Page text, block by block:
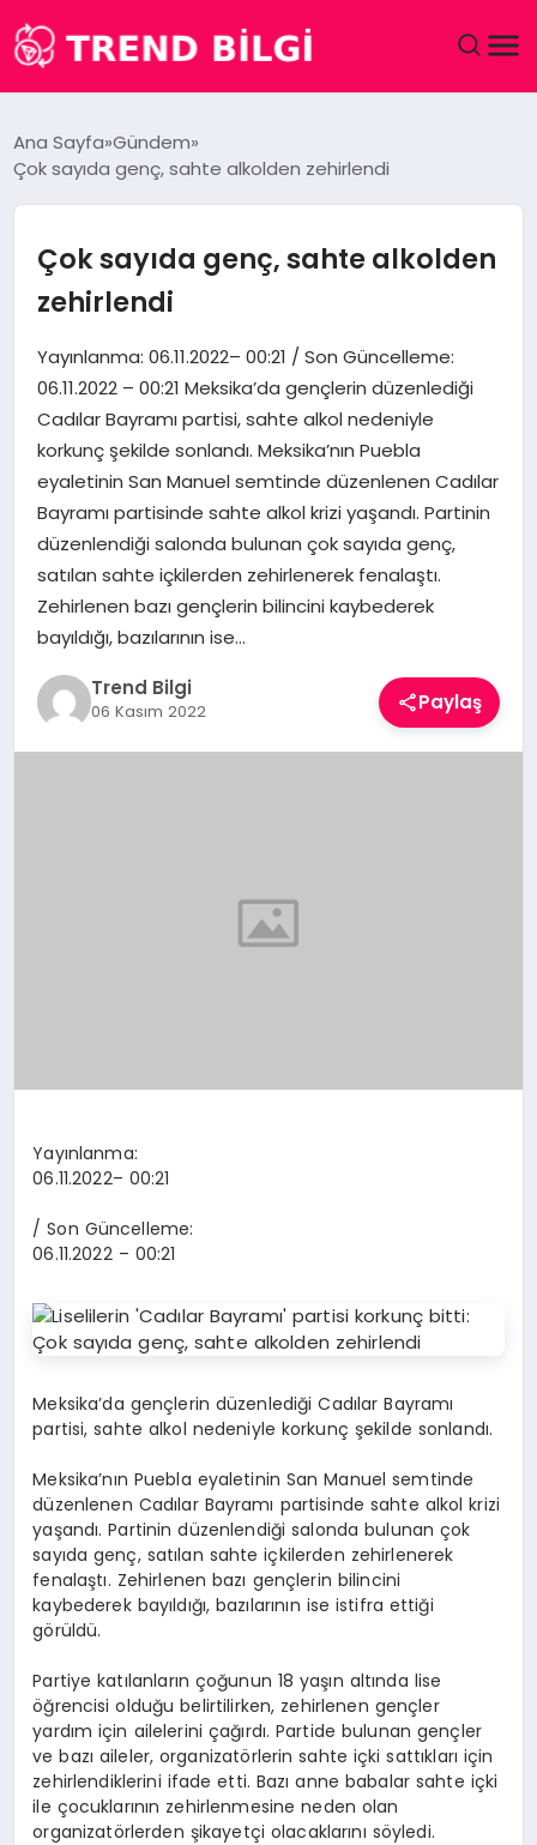
DÜNYA
EĞITIM
EKONOMI
MAGAZIN
SAĞLIK
SPOR
TEKNOLOJI
YAŞAM
Ana Sayfa Gündem
Çok sayıda genç, sahte alkolden zehirlendi
Çok sayıda genç, sahte alkolden
zehirlendi
Yayınlanma: 06.11.2022– 00:21 / Son Güncelleme:
06.11.2022 – 00:21 Meksika’da gençlerin düzenlediği
Cadılar Bayramı partisi, sahte alkol nedeniyle
korkunç şekilde sonlandı. Meksika’nın Puebla
eyaletinin San Manuel semtinde düzenlenen Cadılar
Bayramı partisinde sahte alkol krizi yaşandı. Partinin
düzenlendiği salonda bulunan çok sayıda genç,
satılan sahte içkilerden zehirlenerek fenalaştı.
Zehirlenen bazı gençlerin bilincini kaybederek
bayıldığı, bazılarının ise…
Trend Bilgi
06 Kasım 2022 Paylaş
Yayınlanma:
06.11.2022– 00:21
/ Son Güncelleme:
06.11.2022– 00:21
Meksika’da gençlerin düzenlediği Cadılar Bayramı
partisi, sahte alkol nedeniyle korkunç şekilde sonlandı.
Meksika’nın Puebla eyaletinin San Manuel semtinde
düzenlenen Cadılar Bayramı partisinde sahte alkol krizi
yaşandı. Partinin düzenlendiği salonda bulunan çok
sayıda genç, satılan sahte içkilerden zehirlenerek
fenalaştı. Zehirlenen bazı gençlerin bilincini
kaybederek bayıldığı, bazılarının ise istifra ettiği
görüldü.
Partiye katılanların çoğunun 18 yaşın altında lise
öğrencisi olduğu belirtilirken, zehirlenen gençler
yardım için ailelerini çağırdı. Partide bulunan gençler
ve bazı aileler, organizatörlerin sahte içki sattıkları için
zehirlendiklerini ifade etti. Bazı anne babalar sahte içki
ile çocuklarının zehirlenmesine neden olan
organizatörlerden şikayetçi olacaklarını söyledi.